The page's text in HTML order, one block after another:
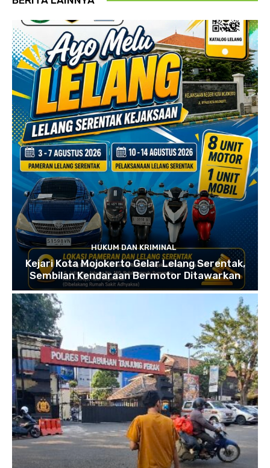
HUKUM DAN KRIMINAL
Kejari Kota Mojokerto Gelar Lelang Serentak,
Sembilan Kendaraan Bermotor Ditawarkan